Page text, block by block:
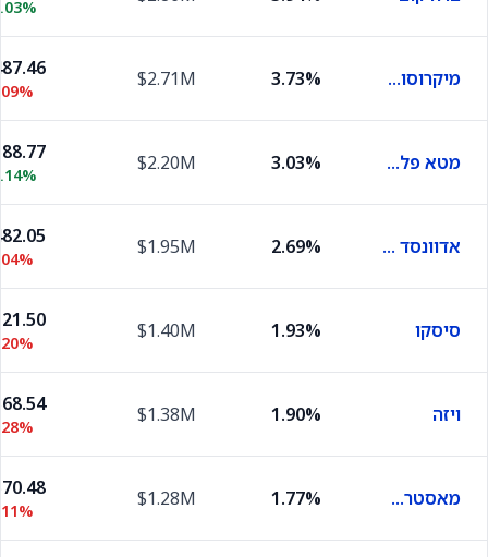
מיקרוסופט 3.73%
$2.71M
מטא פלטפורמס 3.03%
$2.20M
אדוונסד מיקרו דיווייסז 2.69%
$1.95M
סיסקו 1.93%
$1.40M
ויזה 1.90%
$1.38M
מאסטרקארד 1.77%
$1.28M